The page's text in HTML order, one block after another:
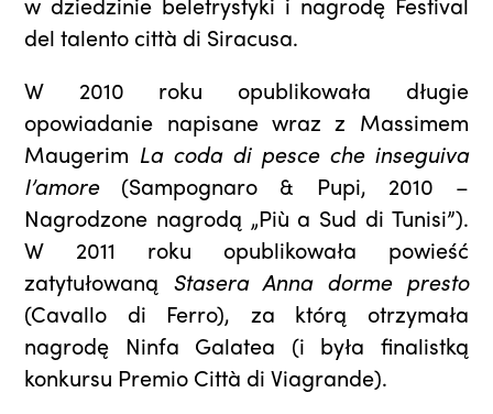
del talento città di Siracusa.
W 2010 roku opublikowała długie
opowiadanie napisane wraz z Massimem
Maugerim La coda di pesce che inseguiva
l’amore(Sampognaro & Pupi, 2010 –
Nagrodzone nagrodą „Più a Sud di Tunisi”).
W 2011 roku opublikowała powieść
zatytułowaną Stasera Anna dorme presto
(Cavallo di Ferro), za którą otrzymała
nagrodę Ninfa Galatea (i była finalistką
konkursu Premio Città di Viagrande).